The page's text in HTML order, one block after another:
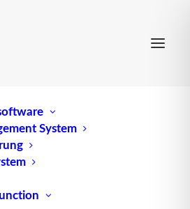
System
in der RFID-